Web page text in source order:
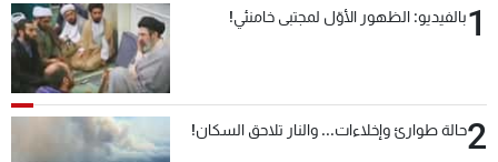
1بالفيديو: الظهور الأوّل لمجتبى خامنئي!
2حالة طوارئ وإخلاءات... والنار تلاحق السكان!